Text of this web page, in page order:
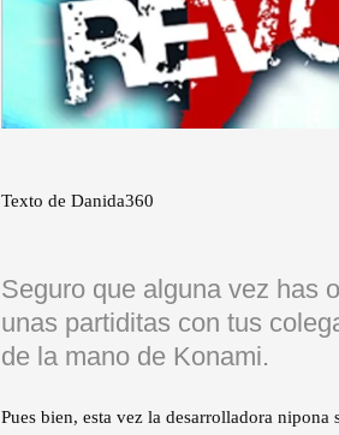
Texto de Danida360
Seguro que alguna vez has
unas partiditas con tus
de la mano de Konami.
Pues bien, esta vez la desarrolladora nipona